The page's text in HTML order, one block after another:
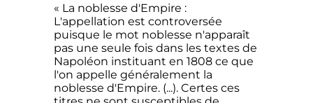
« La noblesse d'Empire :
L'appellation est controversée
puisque le mot noblesse n'apparaît
pas une seule fois dans les textes de
Napoléon instituant en 1808 ce que
l'on appelle généralement la
noblesse d'Empire. (...). Certes ces